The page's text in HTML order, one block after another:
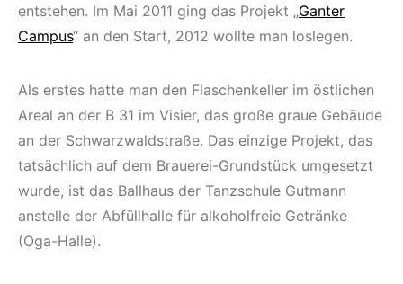
entstehen. Im Mai 2011 ging das Projekt „Ganter
Campus“ an den Start, 2012 wollte man loslegen.
Als erstes hatte man den Flaschenkeller im östlichen
Areal an der B 31 im Visier, das große graue Gebäude
an der Schwarzwaldstraße. Das einzige Projekt, das
tatsächlich auf dem Brauerei-Grundstück umgesetzt
wurde, ist das Ballhaus der Tanzschule Gutmann
anstelle der Abfüllhalle für alkoholfreie Getränke
(Oga-Halle).